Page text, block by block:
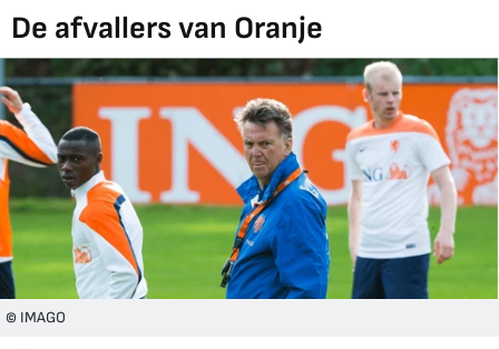
De afvallers van Oranje
© IMAGO